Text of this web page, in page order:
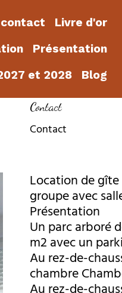
Livre d'or
Présentation
et 2028
Blog
Contact
Contact
Location de
groupe avec
Présentation
Un parc arboré
m2 avec un
pour 50 voitures
Au rez-de-
chambre